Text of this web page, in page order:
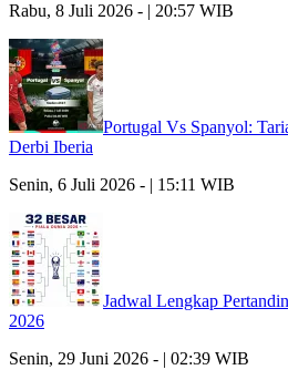
Rabu, 8 Juli 2026 - | 20:57 WIB
Portugal Vs Spanyol:
Derbi Iberia
Senin, 6 Juli 2026 - | 15:11 WIB
Jadwal Lengkap
2026
Senin, 29 Juni 2026 - | 02:39 WIB